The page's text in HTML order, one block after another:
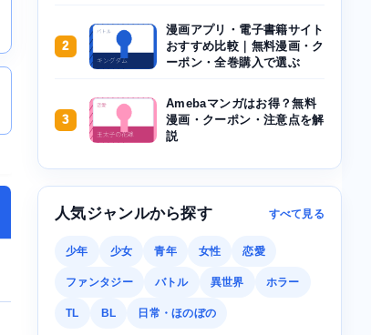
2
漫画アプリ・電子書籍サイト
おすすめ比較｜無料漫画・ク
ーポン・全巻購入で選ぶ
3
Amebaマンガはお得？無料
漫画・クーポン・注意点を解
説
人気ジャンルから探す すべて見る
少年 少女 青年 女性 恋愛
ファンタジー バトル 異世界 ホラー
TL BL 日常・ほのぼの